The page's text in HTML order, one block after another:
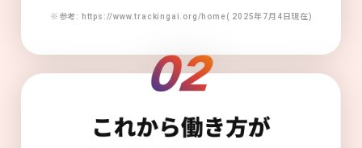
※参考: https://www.trackingai.org/home( 2025年7月4日現在)